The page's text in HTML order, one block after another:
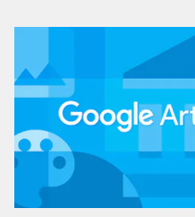
certezas
bem mais que uma
disciplina técnica, a
natureza
transformar o
comuns em seus
conjunção de
aplicadas, Le